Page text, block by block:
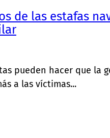
de las estafas
pueden hacer que la
a las víctimas...